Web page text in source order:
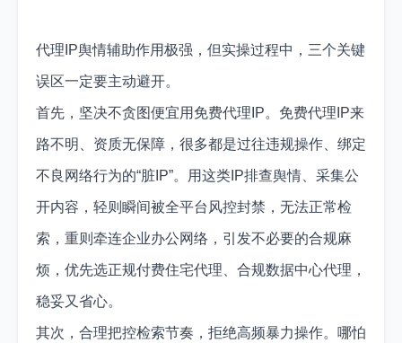
代理IP舆情辅助作用极强，但实操过程中，三个关键
误区一定要主动避开。
首先，坚决不贪图便宜用免费代理IP。免费代理IP来
路不明、资质无保障，很多都是过往违规操作、绑定
不良网络行为的“脏IP”。用这类IP排查舆情、采集公
开内容，轻则瞬间被全平台风控封禁，无法正常检
索，重则牵连企业办公网络，引发不必要的合规麻
烦，优先选正规付费住宅代理、合规数据中心代理，
稳妥又省心。
其次，合理把控检索节奏，拒绝高频暴力操作。哪怕